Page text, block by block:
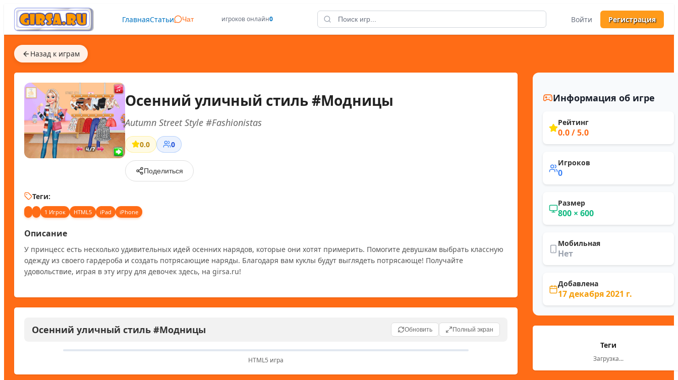
ГлавнаяСтатьи Чат игроков онлайн0 Войти Регистрация
Назад к играм
Осенний уличный стиль #Модницы
Autumn Street Style #Fashionistas
0.0 0
Поделиться
Теги:
1 Игрок HTML5 iPad iPhone
Описание
У принцесс есть несколько удивительных идей осенних нарядов, которые они хотят примерить. Помогите девушкам выбрать классную
одежду из своего гардероба и создать потрясающие наряды. Благодаря вам куклы будут выглядеть потрясающе! Получайте
удовольствие, играя в эту игру для девочек здесь, на girsa.ru!
Осенний уличный стиль #Модницы Обновить Полный экран
HTML5 игра
Информация об игре
Рейтинг
0.0/ 5.0
Игроков
0
Размер
800 × 600
Мобильная
Нет
Добавлена
17 декабря 2021 г.
Теги
Загрузка...